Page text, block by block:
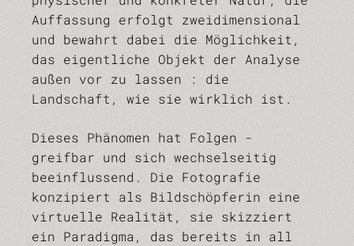
Auffassung erfolgt zweidimensional
und bewahrt dabei die Möglichkeit,
das eigentliche Objekt der Analyse
außen vor zu lassen : die
Landschaft, wie sie wirklich ist.
Dieses Phänomen hat Folgen -
greifbar und sich wechselseitig
beeinflussend. Die Fotografie
konzipiert als Bildschöpferin eine
virtuelle Realität, sie skizziert
ein Paradigma, das bereits in all